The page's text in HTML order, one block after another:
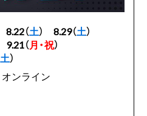
8.22（土） 8.29（土）
9.21（月・祝）
土）
オンライン